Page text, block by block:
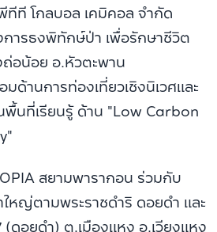
ลบอล เคมิคอล จำกัด
ารธงพิทักษ์ป่า เพื่อรักษาชีวิต
อน้อย อ.หัวตะพาน
ด้านการท่องเที่ยวเชิงนิเวศและ
นที่เรียนรู้ ด้าน "Low Carbon
ยามพารากอน ร่วมกับ
ใหญ่ตามพระราชดำริ ดอยดำ และ
อยดำ) ต.เมืองแหง อ.เวียงแหง